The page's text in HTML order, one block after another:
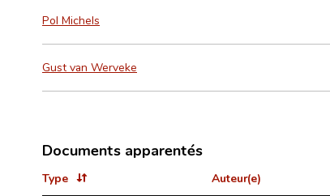
Pol Michels
Gust van Werveke
Documents apparentés
Type Auteur(e)